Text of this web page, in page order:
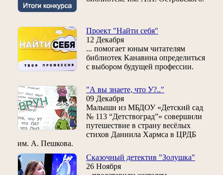
Проект "Найти себя"
12 Декабря
... помогает юным читателям
библиотек Канавина определиться
с выбором будущей профессии.
"А вы знаете, что У?.."
09 Декабря
Малыши из МБДОУ «Детский сад
№ 113 “Детствоград”» совершили
путешествие в страну весёлых
стихов Даниила Хармса в ЦРДБ
им. А. Пешкова.
Сказочный детектив "Золушка"
26 Ноября